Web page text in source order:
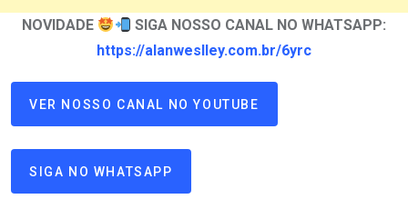
NOVIDADE
SIGA NOSSO CANAL NO WHATSAPP:
https://alanweslley.com.br/6yrc
VER NOSSO CANAL NO YOUTUBE
SIGA NO WHATSAPP